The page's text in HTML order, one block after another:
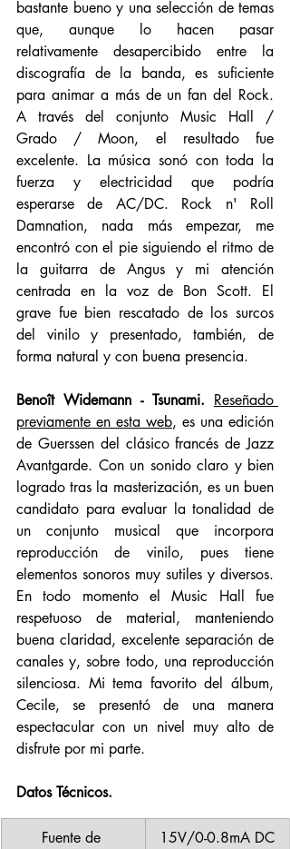
bastante bueno y una selección de temas
que, aunque lo hacen pasar
relativamente desapercibido entre la
discografía de la banda, es suficiente
para animar a más de un fan del Rock.
A través del conjunto Music Hall /
Grado / Moon, el resultado fue
excelente. La música sonó con toda la
fuerza y electricidad que podría
esperarse de AC/DC. Rock n' Roll
Damnation, nada más empezar, me
encontró con el pie siguiendo el ritmo de
la guitarra de Angus y mi atención
centrada en la voz de Bon Scott. El
grave fue bien rescatado de los surcos
del vinilo y presentado, también, de
forma natural y con buena presencia.
Benoît Widemann - Tsunami. Reseñado
previamente en esta web, es una edición
de Guerssen del clásico francés de Jazz
Avantgarde. Con un sonido claro y bien
logrado tras la masterización, es un buen
candidato para evaluar la tonalidad de
un conjunto musical que incorpora
reproducción de vinilo, pues tiene
elementos sonoros muy sutiles y diversos.
En todo momento el Music Hall fue
respetuoso de material, manteniendo
buena claridad, excelente separación de
canales y, sobre todo, una reproducción
silenciosa. Mi tema favorito del álbum,
Cecile, se presentó de una manera
espectacular con un nivel muy alto de
disfrute por mi parte.
Datos Técnicos.
Fuente de
15V/0-0.8mA DC